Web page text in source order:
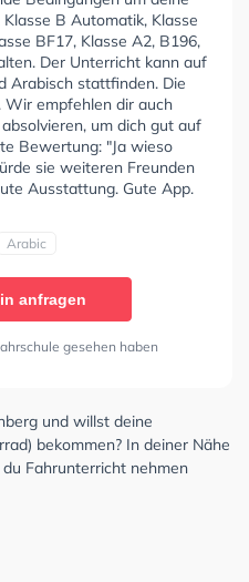
B Automatik, Klasse
BF17, Klasse A2, B196,
Der Unterricht kann auf
Arabisch stattfinden. Die
Wir empfehlen dir auch
um dich gut auf
Bewertung: "Ja wieso
sie weiteren Freunden
Ausstattung. Gute App.
Arabic
anfragen
gesehen haben
und willst deine
bekommen? In deiner Nähe
Fahrunterricht nehmen